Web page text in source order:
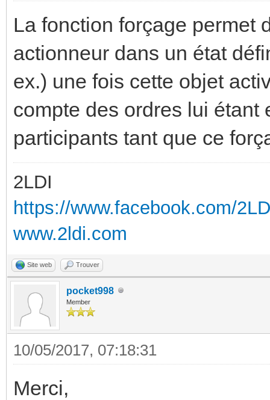
La fonction forçage permet
actionneur dans un état
ex.) une fois cette objet
compte des ordres lui étant
participants tant que ce
2LDI
https://www.facebook.com/
www.2ldi.com
Site web Trouver
pocket998
Member
10/05/2017, 07:18:31
Merci,